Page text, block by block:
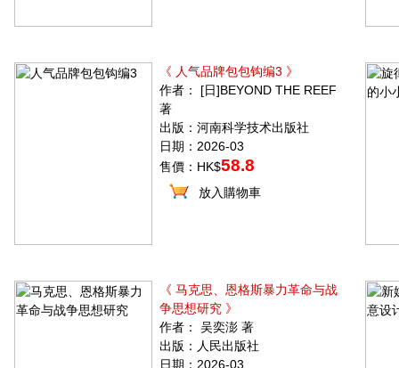
《 人气品牌包包钩编3 》
作者： [日]BEYOND THE REEF
著
出版：河南科学技术出版社
日期：2026-03
售價：HK$58.8
放入購物車
《 马克思、恩格斯暴力革命与战
争思想研究 》
作者： 吴奕澎 著
出版：人民出版社
日期：2026-03